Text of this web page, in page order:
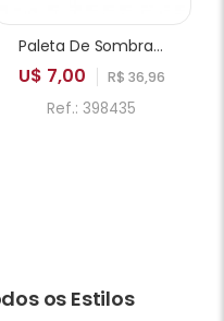
Paleta De Sombras ICANDY Sweetie Cake 35A 35 Cores
U$ 7,00 R$ 36,96
Ref.: 398435
os Estilos